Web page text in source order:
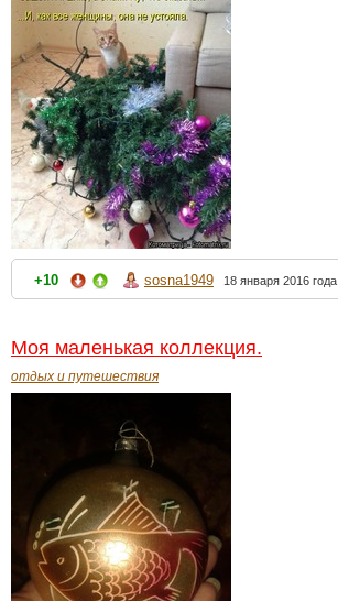
+10 sosna1949 18 января 2016 года
Моя маленькая коллекция.
отдых и путешествия